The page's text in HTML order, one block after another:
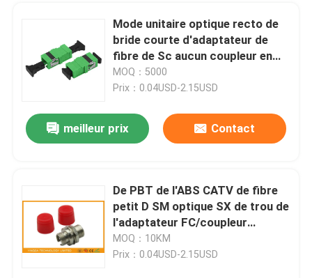
Mode unitaire optique recto de
bride courte d'adaptateur de
fibre de Sc aucun coupleur en
plastique de bride
MOQ：5000
Prix：0.04USD-2.15USD
meilleur prix Contact
De PBT de l'ABS CATV de fibre
petit D SM optique SX de trou de
l'adaptateur FC/coupleur
optique de fibre
MOQ：10KM
Prix：0.04USD-2.15USD